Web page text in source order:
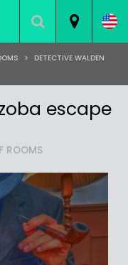
>
DETECTIVE WALDEN
escape
ROOMS